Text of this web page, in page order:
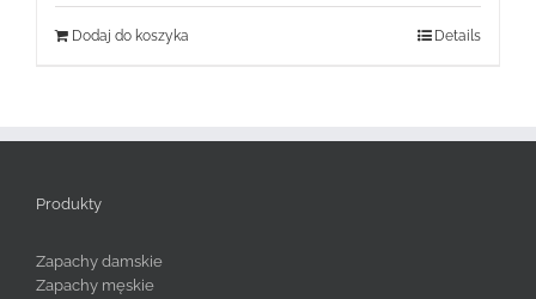
Dodaj do koszyka Details
Produkty
Zapachy damskie
Zapachy męskie